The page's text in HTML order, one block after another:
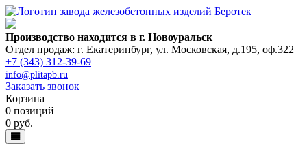
Производство находится в г. Новоуральск
Отдел продаж: г. Екатеринбург, ул. Московская, д.195, оф.322
+7 (343) 312-39-69
info@plitapb.ru
Заказать звонок
Корзина
0 позиций
0 руб.